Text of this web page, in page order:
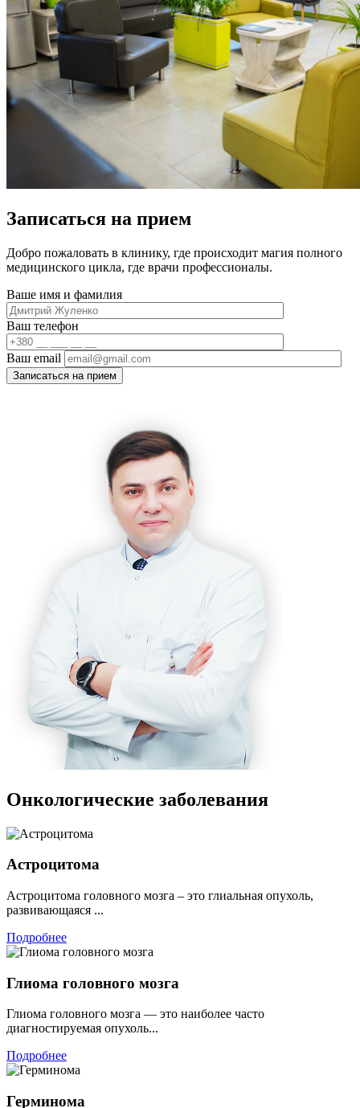
Записаться на прием
Добро пожаловать в клинику, где происходит магия полного
медицинского цикла, где врачи профессионалы.
Ваше имя и фамилия
Ваш телефон
Ваш email
Онкологические заболевания
Астроцитома
Астроцитома головного мозга – это глиальная опухоль,
развивающаяся ...
Подробнее
Глиома головного мозга
Глиома головного мозга — это наиболее часто
диагностируемая опухоль...
Подробнее
Герминома